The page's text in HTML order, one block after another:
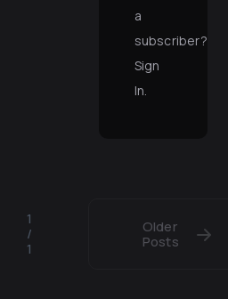
a
subscriber?
Sign
In
1
/
1
Older
Posts